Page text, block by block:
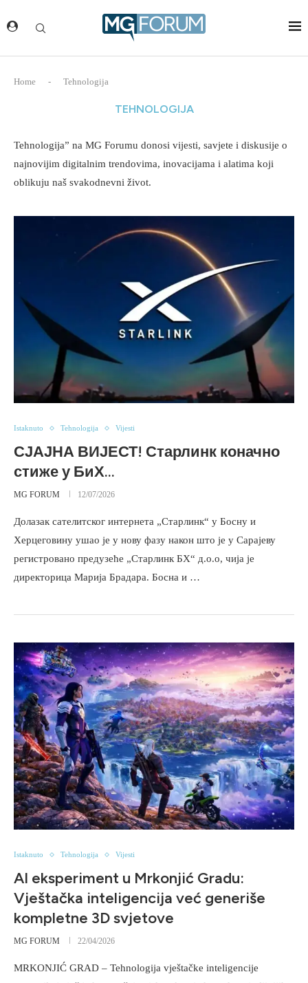
Home - Tehnologija
TEHNOLOGIJA
Tehnologija” na MG Forumu donosi vijesti, savjete i diskusije o
najnovijim digitalnim trendovima, inovacijama i alatima koji
oblikuju naš svakodnevni život.
Istaknuto Tehnologija Vijesti
СЈАЈНА ВИЈЕСТ! Старлинк коначно
стиже у БиХ…
MG FORUM 12/07/2026
Долазак сателитског интернета „Старлинк“ у Босну и
Херцеговину ушао је у нову фазу након што је у Сарајеву
регистровано предузеће „Старлинк БХ“ д.о.о, чија је
директорица Марија Брадара. Босна и …
Istaknuto Tehnologija Vijesti
AI eksperiment u Mrkonjić Gradu:
Vještačka inteligencija već generiše
kompletne 3D svjetove
MG FORUM 22/04/2026
MRKONJIĆ GRAD – Tehnologija vještačke inteligencije